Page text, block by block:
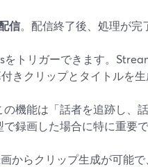
信。配信終了後、処理が
をトリガーできます。
きクリップとタイトルを
の機能は「話者を追跡し、
録画した場合に特に重要
からクリップ生成が可能で